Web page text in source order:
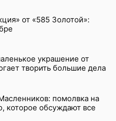
от «585 Золотой»:
украшение от
творить большие дела
помолвка на
которое обсуждают все